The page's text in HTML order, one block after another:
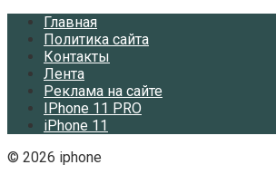
Главная
Политика сайта
Контакты
Лента
Реклама на сайте
IPhone 11 PRO
iPhone 11
© 2026 iphone